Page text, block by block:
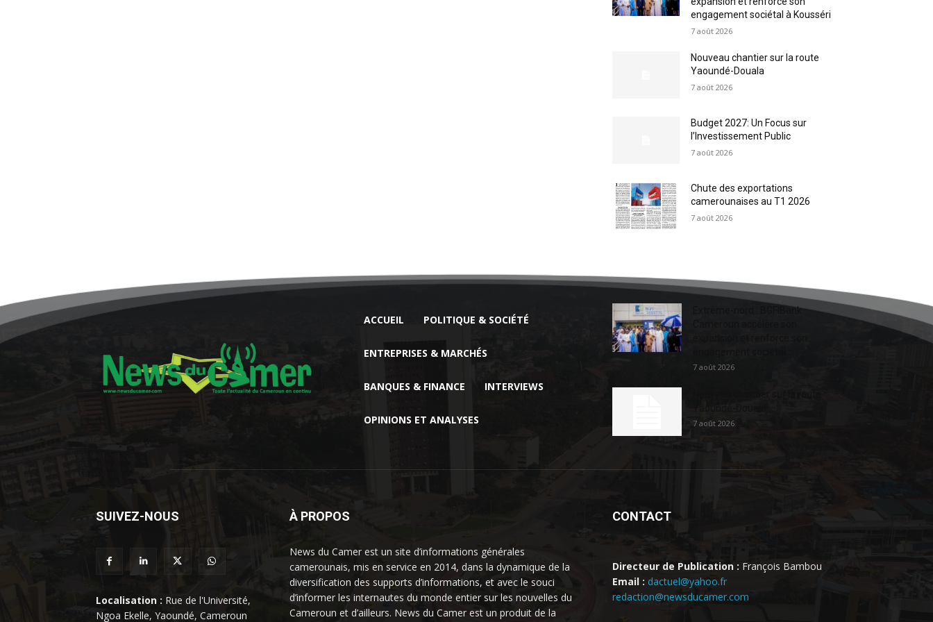
engagement sociétal à Kousséri
7 août 2026
Nouveau chantier sur la route
Yaoundé-Douala
7 août 2026
Budget 2027: Un Focus sur
l’Investissement Public
7 août 2026
Chute des exportations
camerounaises au T1 2026
7 août 2026
ACCUEIL POLITIQUE & SOCIÉTÉ
ENTREPRISES & MARCHÉS
BANQUES & FINANCE INTERVIEWS
OPINIONS ET ANALYSES
Extrême-nord : BGFIBank
7 août 2026
7 août 2026
SUIVEZ-NOUS
Localisation : Rue de l'Université,
Ngoa Ekelle, Yaoundé, Cameroun
À PROPOS
News du Camer est un site d’informations générales
camerounais, mis en service en 2014, dans la dynamique de la
diversification des supports d’informations, et avec le souci
d’informer les internautes du monde entier sur les nouvelles du
Cameroun et d’ailleurs. News du Camer est un produit de la
CONTACT
Directeur de Publication : François Bambou
Email : dactuel@yahoo.fr
redaction@newsducamer.com